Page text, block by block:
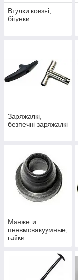
Втулки ковзні,
бігунки
Заряжалкі,
безпечні заряжалкі
Манжети
пневмовакуумные,
гайки